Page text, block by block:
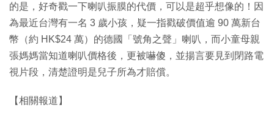
的是，好奇戳一下喇叭振膜的代價，可以是超乎想像的！因
為最近台灣有一名 3 歲小孩，疑一指戳破價值逾 90 萬新台
幣（約 HK$24 萬）的德國「號角之聲」喇叭，而小童母親
張媽媽當知道喇叭價格後，更被嚇傻，並揚言要見到閉路電
視片段，清楚證明是兒子所為才賠償。
【相關報道】